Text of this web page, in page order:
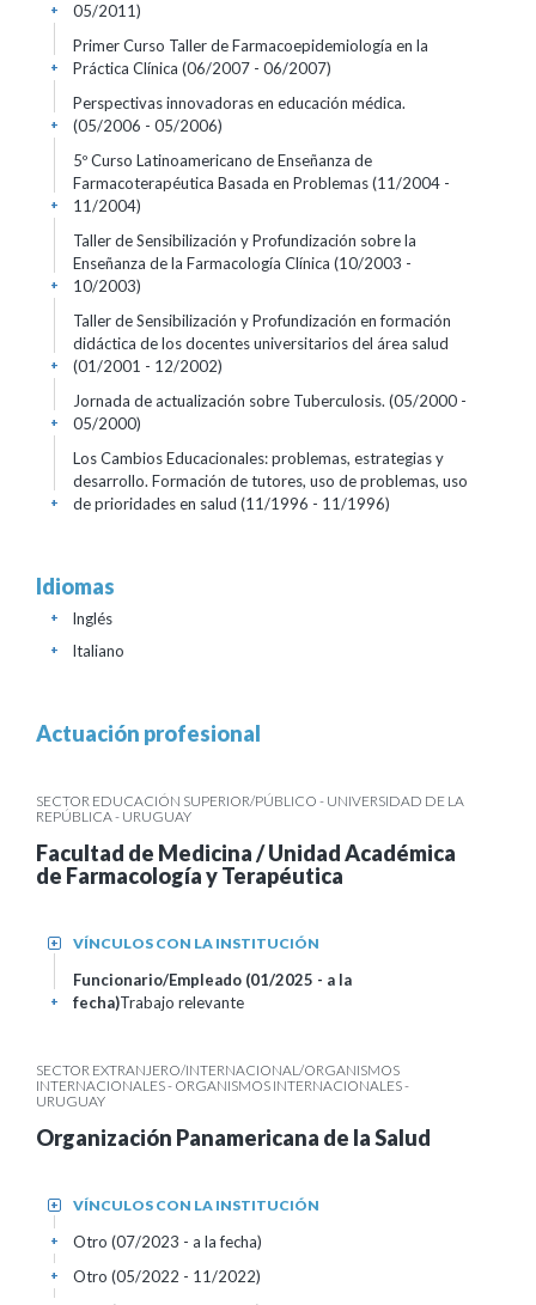
05/2011)
+
Primer Curso Taller de Farmacoepidemiología en la
Práctica Clínica (06/2007 - 06/2007)
+
Perspectivas innovadoras en educación médica.
(05/2006 - 05/2006)
+
5º Curso Latinoamericano de Enseñanza de
Farmacoterapéutica Basada en Problemas(11/2004 -
11/2004)
+
Taller de Sensibilización y Profundización sobre la
Enseñanza de la Farmacología Clínica (10/2003 -
10/2003)
+
Taller de Sensibilización y Profundización en formación
didáctica de los docentes universitarios del área salud
(01/2001 - 12/2002)
+
Jornada de actualización sobre Tuberculosis. (05/2000 -
05/2000)
+
Los Cambios Educacionales: problemas, estrategias y
desarrollo. Formación de tutores, uso de problemas, uso
de prioridades en salud (11/1996 - 11/1996)
+
Idiomas
Inglés
+
Italiano
+
Actuación profesional
SECTOR EDUCACIÓN SUPERIOR/PÚBLICO - UNIVERSIDAD DE LA
REPÚBLICA - URUGUAY
Facultad de Medicina / Unidad Académica
de Farmacología y Terapéutica
VÍNCULOS CON LA INSTITUCIÓN
+
Funcionario/Empleado (01/2025 - a la
fecha)Trabajo relevante
+
SECTOR EXTRANJERO/INTERNACIONAL/ORGANISMOS
INTERNACIONALES - ORGANISMOS INTERNACIONALES -
URUGUAY
Organización Panamericana de la Salud
VÍNCULOS CON LA INSTITUCIÓN
+
Otro (07/2023 - a la fecha)
+
Otro (05/2022 - 11/2022)
+